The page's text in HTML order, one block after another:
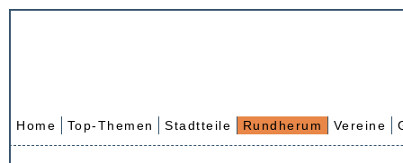
Home Top-Themen Stadtteile Rundherum Vereine